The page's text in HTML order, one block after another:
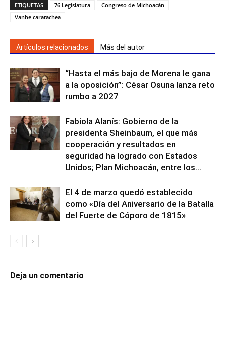
ETIQUETAS 76 Legislatura
Congreso de Michoacán
Vanhe caratachea
Artículos relacionados Más del autor
“Hasta el más bajo de Morena le gana
a la oposición”: César Osuna lanza reto
rumbo a 2027
Fabiola Alanís: Gobierno de la
presidenta Sheinbaum, el que más
cooperación y resultados en
seguridad ha logrado con Estados
Unidos; Plan Michoacán, entre los...
El 4 de marzo quedó establecido
como «Día del Aniversario de la Batalla
del Fuerte de Cóporo de 1815»
Deja un comentario